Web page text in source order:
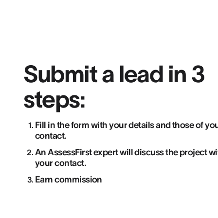
Submit a lead in 3
steps:
Fill in the form with your details and those of
contact.
An AssessFirst expert will discuss the project
your contact.
Earn commission